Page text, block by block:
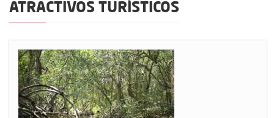
ATRACTIVOS TURÍSTICOS